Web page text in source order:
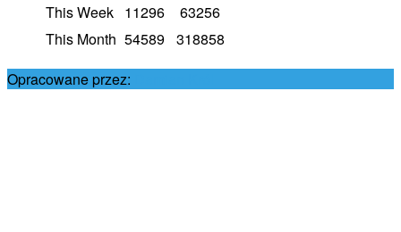
This Week 11296
63256
This Month 54589 318858
Opracowane przez: